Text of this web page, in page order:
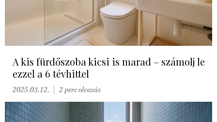
A kis fürdőszoba kicsi is marad – számolj le
ezzel a 6 tévhittel
2025.03.12. 2 perc olvasás